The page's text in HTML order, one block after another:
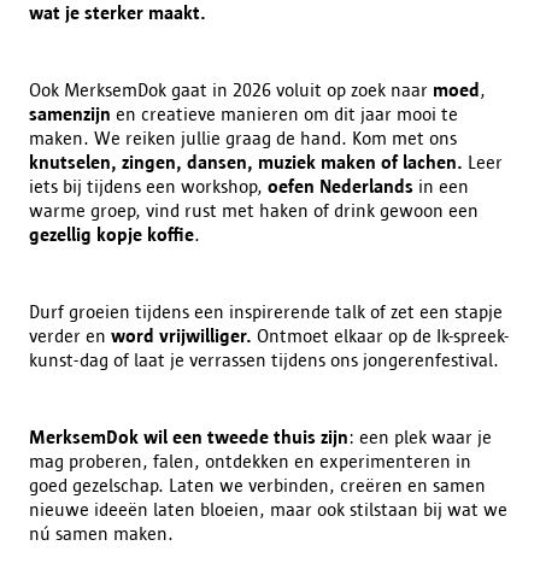
wat je sterker maakt.
Ook MerksemDok gaat in 2026 voluit op zoek naar moed ,
samenzijn en creatieve manieren om dit jaar mooi te
maken. We reiken jullie graag de hand. Kom met ons
knutselen, zingen, dansen, muziek maken of lachen. Leer
iets bij tijdens een workshop, oefen Nederlands in een
warme groep, vind rust met haken of drink gewoon een
gezellig kopje koffie.
Durf groeien tijdens een inspirerende talk of zet een stapje
verder en word vrijwilliger. Ontmoet elkaar op de Ik-spreek-
kunst-dag of laat je verrassen tijdens ons jongerenfestival.
MerksemDok wil een tweede thuis zijn: een plek waar je
mag proberen, falen, ontdekken en experimenteren in
goed gezelschap. Laten we verbinden, creëren en samen
nieuwe ideeën laten bloeien, maar ook stilstaan bij wat we
nú samen maken.